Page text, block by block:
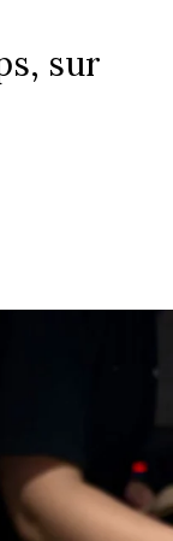
sur